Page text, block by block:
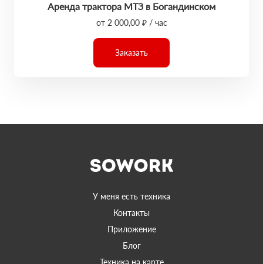
Аренда трактора МТЗ в Богандинском
от 2 000,00 ₽ / час
Заказать
У меня есть техника
Контакты
Приложение
Блог
Техника на карте